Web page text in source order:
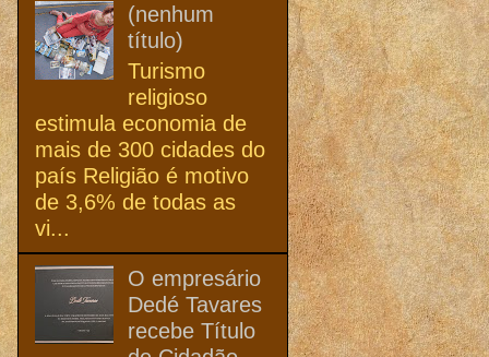
(nenhum
título)
Turismo
religioso
estimula economia de
mais de 300 cidades do
país Religião é motivo
de 3,6% de todas as
vi...
O empresário
Dedé Tavares
recebe Título